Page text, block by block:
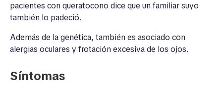
pacientes con queratocono dice que un familiar suyo
también lo padeció.
Además de la genética, también es asociado con
alergias oculares y frotación excesiva de los ojos.
Síntomas